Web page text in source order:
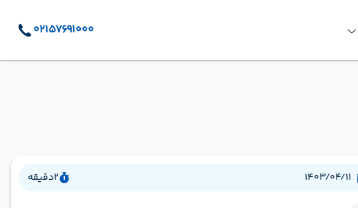
02157691000
1403/04/11
2دقیقه